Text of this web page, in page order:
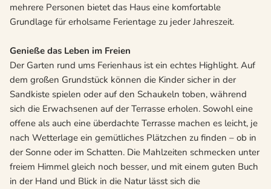
mehrere Personen bietet das Haus eine komfortable
Grundlage für erholsame Ferientage zu jeder Jahreszeit.
Genieße das Leben im Freien
Der Garten rund ums Ferienhaus ist ein echtes Highlight. Auf
dem großen Grundstück können die Kinder sicher in der
Sandkiste spielen oder auf den Schaukeln toben, während
sich die Erwachsenen auf der Terrasse erholen. Sowohl eine
offene als auch eine überdachte Terrasse machen es leicht, je
nach Wetterlage ein gemütliches Plätzchen zu finden – ob in
der Sonne oder im Schatten. Die Mahlzeiten schmecken unter
freiem Himmel gleich noch besser, und mit einem guten Buch
in der Hand und Blick in die Natur lässt sich die